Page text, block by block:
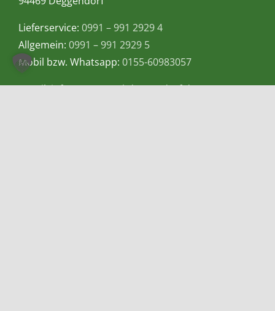
Lieferservice: 0991 – 991 2929 4
Allgemein: 0991 – 991 2929 5
Mobil bzw. Whatsapp: 0155-60983057
E-Mail:info@teetempel-deggendorf.de